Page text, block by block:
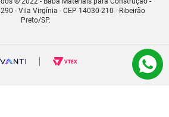
- Vila Virgínia - CEP 14030-210 - Ribeirão
Preto/SP.